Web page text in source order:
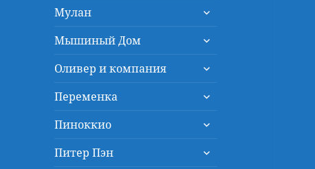
меню
Мулан
раскрыть
меню
Мышиный Дом
раскрыть
меню
Оливер и компания
раскрыть
меню
Переменка
раскрыть
меню
Пиноккио
раскрыть
меню
Питер Пэн
раскрыть